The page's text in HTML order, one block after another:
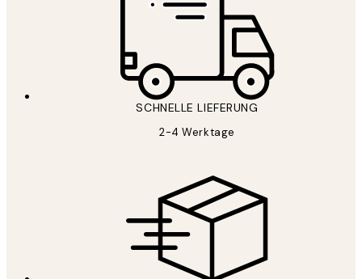
SCHNELLE LIEFERUNG
2-4 Werktage